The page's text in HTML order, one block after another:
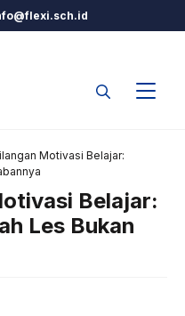
Motivasi Belajar:
Belajar:
Les Bukan